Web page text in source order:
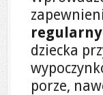
dziecka
porze,